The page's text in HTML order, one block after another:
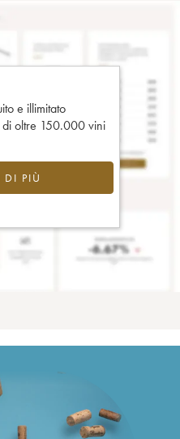
e illimitato
di oltre 150.000 vini
DI PIÙ